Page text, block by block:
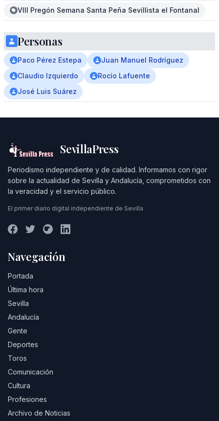
VIII Pregón Semana Santa Peña Sevillista el Fontanal
Personas
Paco Pérez Estepa
Juan Manuel Rodríguez
Claudio Izquierdo
Rocío Lafuente
José Luis Suárez
SevillaPress
Periodismo independiente y de calidad. Informamos con rigor
sobre la actualidad de Sevilla y Andalucía, comprometidos con
la veracidad y el servicio público.
El primer diario digital independiente de Sevilla
Navegación
Portada
Última hora
Sevilla
Andalucía
Gente
Deportes
Toros
Comunicación
Cultura
Profesiones
Archivo de Noticias